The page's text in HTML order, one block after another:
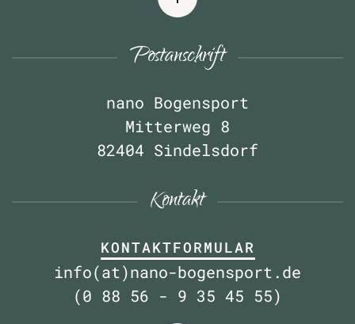
Postanschrift
nano Bogensport
Mitterweg 8
82404 Sindelsdorf
Kontakt
KONTAKTFORMULAR
info(at)nano-bogensport.de
(0 88 56 - 9 35 45 55)